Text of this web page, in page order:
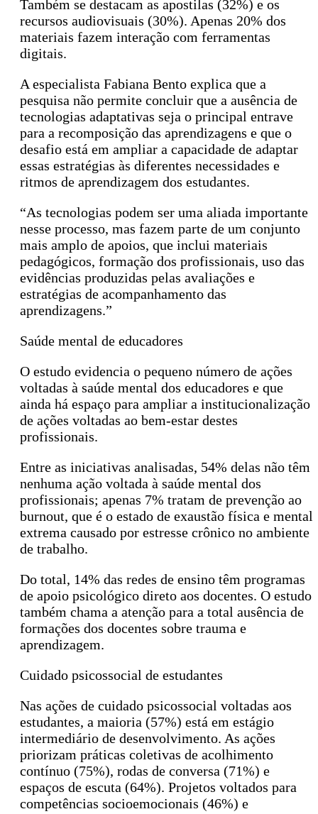
Também se destacam as apostilas (32%) e os
recursos audiovisuais (30%). Apenas 20% dos
materiais fazem interação com ferramentas
digitais.
A especialista Fabiana Bento explica que a
pesquisa não permite concluir que a ausência de
tecnologias adaptativas seja o principal entrave
para a recomposição das aprendizagens e que o
desafio está em ampliar a capacidade de adaptar
essas estratégias às diferentes necessidades e
ritmos de aprendizagem dos estudantes.
“As tecnologias podem ser uma aliada importante
nesse processo, mas fazem parte de um conjunto
mais amplo de apoios, que inclui materiais
pedagógicos, formação dos profissionais, uso das
evidências produzidas pelas avaliações e
estratégias de acompanhamento das
aprendizagens.”
Saúde mental de educadores
O estudo evidencia o pequeno número de ações
voltadas à saúde mental dos educadores e que
ainda há espaço para ampliar a institucionalização
de ações voltadas ao bem-estar destes
profissionais.
Entre as iniciativas analisadas, 54% delas não têm
nenhuma ação voltada à saúde mental dos
profissionais; apenas 7% tratam de prevenção ao
burnout, que é o estado de exaustão física e mental
extrema causado por estresse crônico no ambiente
de trabalho.
Do total, 14% das redes de ensino têm programas
de apoio psicológico direto aos docentes. O estudo
também chama a atenção para a total ausência de
formações dos docentes sobre trauma e
aprendizagem.
Cuidado psicossocial de estudantes
Nas ações de cuidado psicossocial voltadas aos
estudantes, a maioria (57%) está em estágio
intermediário de desenvolvimento. As ações
priorizam práticas coletivas de acolhimento
contínuo (75%), rodas de conversa (71%) e
espaços de escuta (64%). Projetos voltados para
competências socioemocionais (46%) e